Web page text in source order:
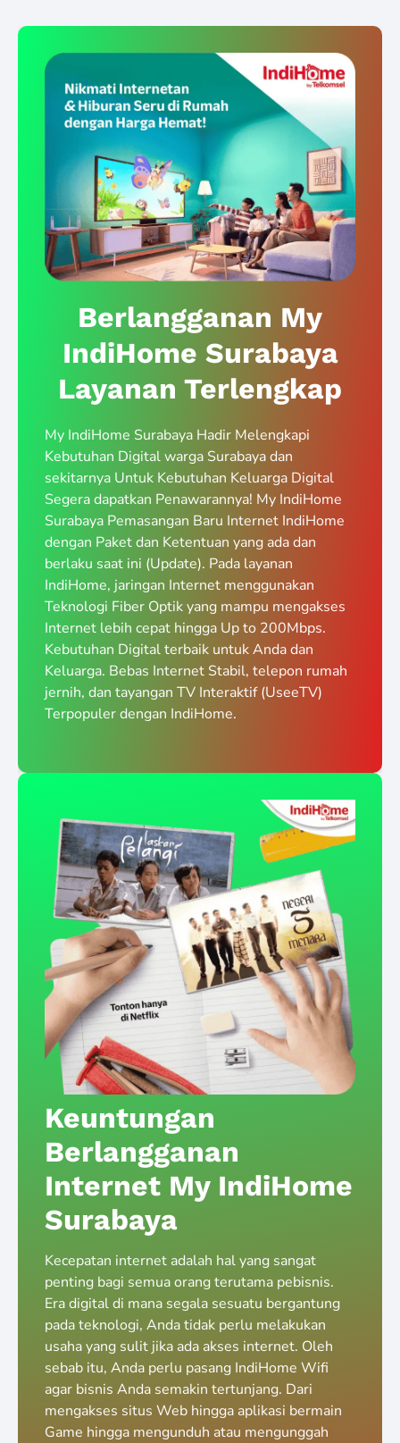
Berlangganan My
IndiHome Surabaya
Layanan Terlengkap
My IndiHome Surabaya Hadir Melengkapi
Kebutuhan Digital warga Surabaya dan
sekitarnya Untuk Kebutuhan Keluarga Digital
Segera dapatkan Penawarannya! My IndiHome
Surabaya Pemasangan Baru Internet IndiHome
dengan Paket dan Ketentuan yang ada dan
berlaku saat ini (Update). Pada layanan
IndiHome, jaringan Internet menggunakan
Teknologi Fiber Optik yang mampu mengakses
Internet lebih cepat hingga Up to 200Mbps.
Kebutuhan Digital terbaik untuk Anda dan
Keluarga. Bebas Internet Stabil, telepon rumah
jernih, dan tayangan TV Interaktif (UseeTV)
Terpopuler dengan IndiHome.
Keuntungan
Berlangganan
Internet My IndiHome
Surabaya
Kecepatan internet adalah hal yang sangat
penting bagi semua orang terutama pebisnis.
Era digital di mana segala sesuatu bergantung
pada teknologi, Anda tidak perlu melakukan
usaha yang sulit jika ada akses internet. Oleh
sebab itu, Anda perlu pasang IndiHome Wifi
agar bisnis Anda semakin tertunjang. Dari
mengakses situs Web hingga aplikasi bermain
Game hingga mengunduh atau mengunggah